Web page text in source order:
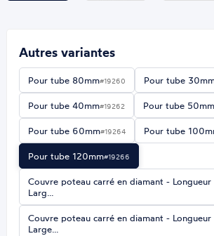
Autres variantes
Pour tube 80mm#19260 Pour tube
Pour tube 40mm#19262 Pour tube
Pour tube 60mm#19264 Pour tube
Pour tube 120mm#19266
Couvre poteau carré en diamant - Longueur
Larg…
Couvre poteau carré en diamant -
Large…